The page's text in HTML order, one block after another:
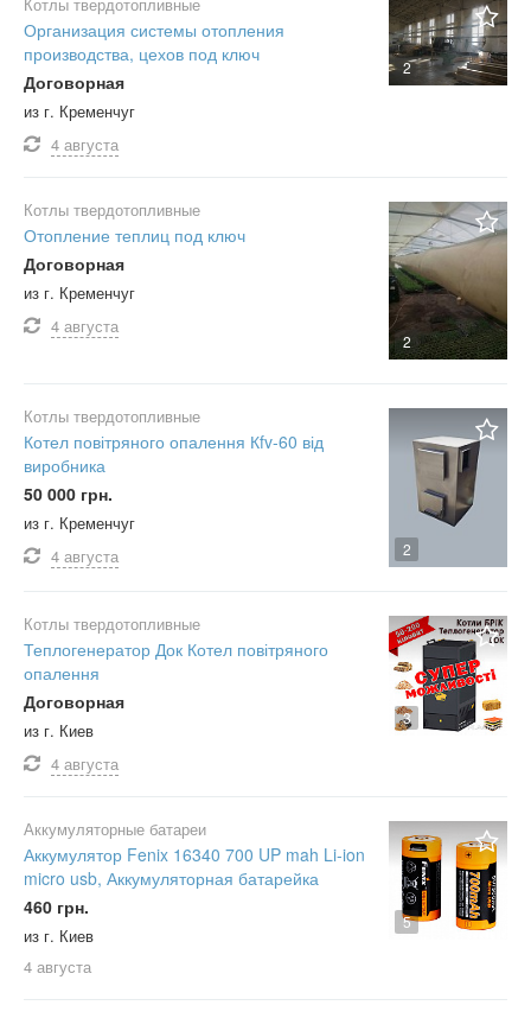
2
Организация системы отопления
производства, цехов под ключ
Договорная
из г. Кременчуг
4 августа
2
Котлы твердотопливные
Отопление теплиц под ключ
Договорная
из г. Кременчуг
4 августа
2
Котлы твердотопливные
Котел повітряного опалення Кfv-60 від
виробника
50 000 грн.
из г. Кременчуг
4 августа
3
Котлы твердотопливные
Теплогенератор Док Котел повітряного
опалення
Договорная
из г. Киев
4 августа
5
Аккумуляторные батареи
Аккумулятор Fenix 16340 700 UP mah Li-ion
micro usb, Аккумуляторная батарейка
460 грн.
из г. Киев
4 августа